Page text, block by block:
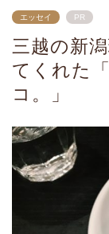
エッセイ PR
三越の新
てくれた
コ。」